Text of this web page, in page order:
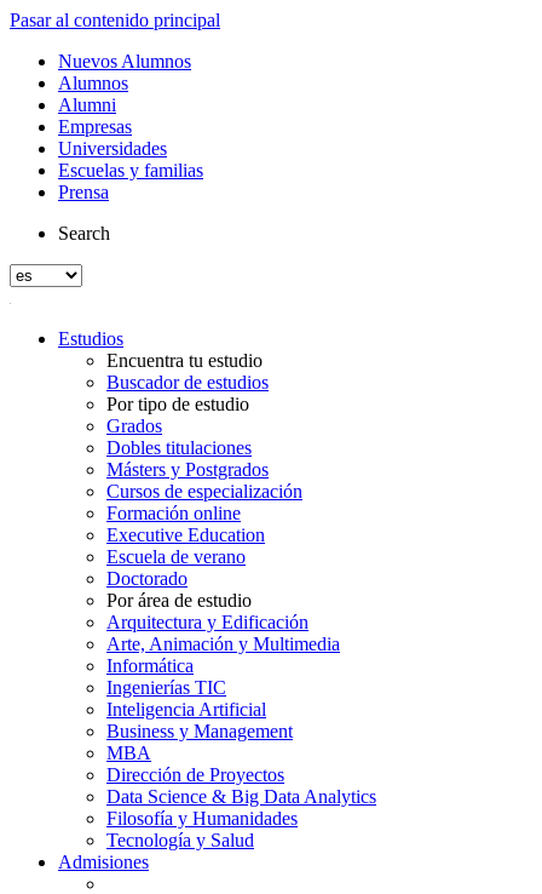
Pasar al contenido principal
Nuevos Alumnos
Alumnos
Alumni
Empresas
Universidades
Escuelas y familias
Prensa
Search
Estudios
Encuentra tu estudio
Buscador de estudios
Por tipo de estudio
Grados
Dobles titulaciones
Másters y Postgrados
Cursos de especialización
Formación online
Executive Education
Escuela de verano
Doctorado
Por área de estudio
Arquitectura y Edificación
Arte, Animación y Multimedia
Informática
Ingenierías TIC
Inteligencia Artificial
Business y Management
MBA
Dirección de Proyectos
Data Science & Big Data Analytics
Filosofía y Humanidades
Tecnología y Salud
Admisiones